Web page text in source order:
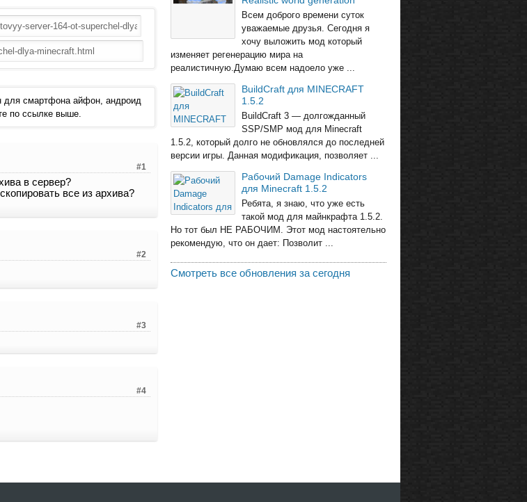
для смартфона айфон, андроид
по ссылке выше.
#1
в сервер?
все из архива?
#2
#3
#4
Всем доброго времени суток
уважаемые друзья. Сегодня я
хочу выложить мод который
изменяет регенерацию мира на
реалистичную.Думаю всем надоело уже ...
BuildCraft для MINECRAFT
1.5.2
BuildCraft 3 — долгожданный
SSP/SMP мод для Minecraft
1.5.2, который долго не обновлялся до последней
версии игры. Данная модификация, позволяет ...
Рабочий Damage Indicators
для Minecraft 1.5.2
Ребята, я знаю, что уже есть
такой мод для майнкрафта 1.5.2.
Но тот был НЕ РАБОЧИМ. Этот мод настоятельно
рекомендую, что он дает: Позволит ...
Смотреть все обновления за сегодня